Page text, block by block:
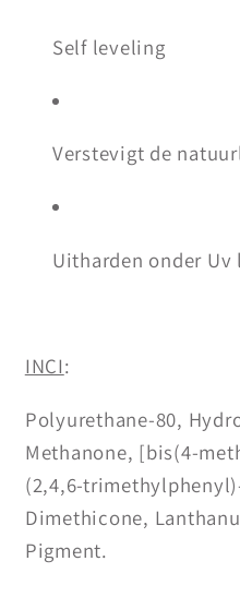
Self leveling
Verstevigt de
Uitharden onder Uv
INCI:
Polyurethane-80,
Methanone, [bis(4-
(2,4,6-
Dimethicone,
Pigment.